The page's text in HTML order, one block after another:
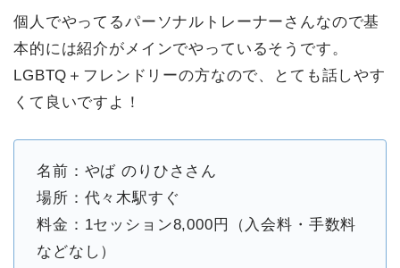
個人でやってるパーソナルトレーナーさんなので基
本的には紹介がメインでやっているそうです。
LGBTQ＋フレンドリーの方なので、とても話しやす
くて良いですよ！
名前：やば のりひささん
場所：代々木駅すぐ
料金：1セッション8,000円（入会料・手数料
などなし）